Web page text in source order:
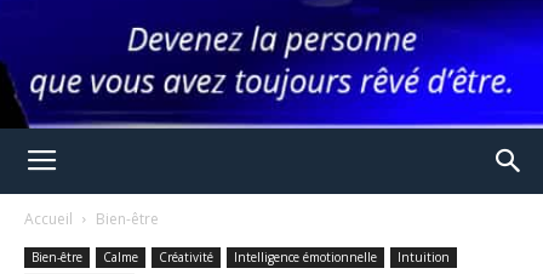
Accueil Bien-être
Bien-être Calme Créativité Intelligence émotionnelle
Intuition